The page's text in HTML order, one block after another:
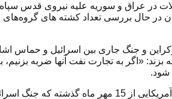
گذشته اعلام کرد که بیش از 85 هدف در دور اول حملات در
در حال بررسی تعداد کشته های
متحده از افغانستان در سال 2021، حمله روسیه به
«اگر به تجارت نفت آنها ضربه بزنیم، به
شود.